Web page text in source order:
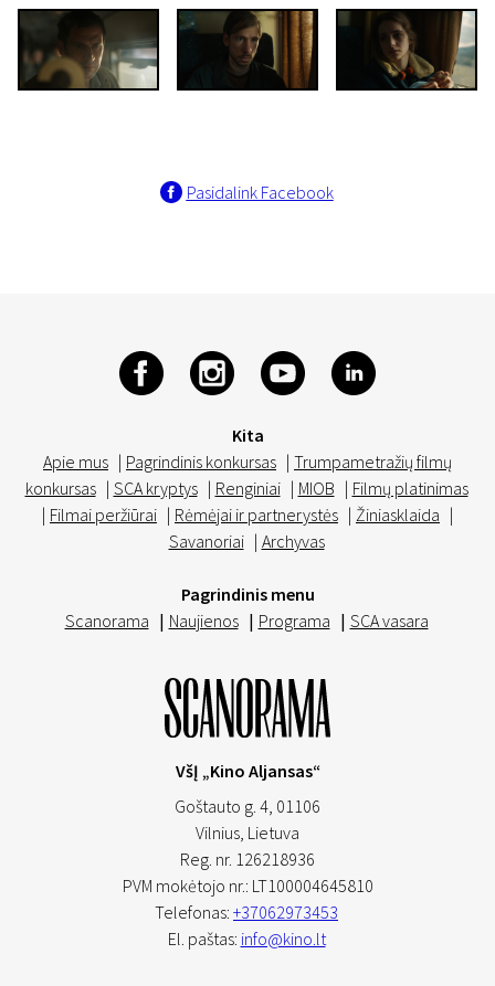
Pasidalink Facebook
Kita
Apie mus | Pagrindinis konkursas | Trumpametražių filmų
konkursas | SCA kryptys | Renginiai | MIOB | Filmų platinimas
| Filmai peržiūrai | Rėmėjai ir partnerystės | Žiniasklaida |
Savanoriai | Archyvas
Pagrindinis menu
Scanorama | Naujienos | Programa | SCA vasara
VšĮ „Kino Aljansas“
Goštauto g. 4, 01106
Vilnius, Lietuva
Reg. nr. 126218936
PVM mokėtojo nr.: LT100004645810
Telefonas: +37062973453
El. paštas: info@kino.lt